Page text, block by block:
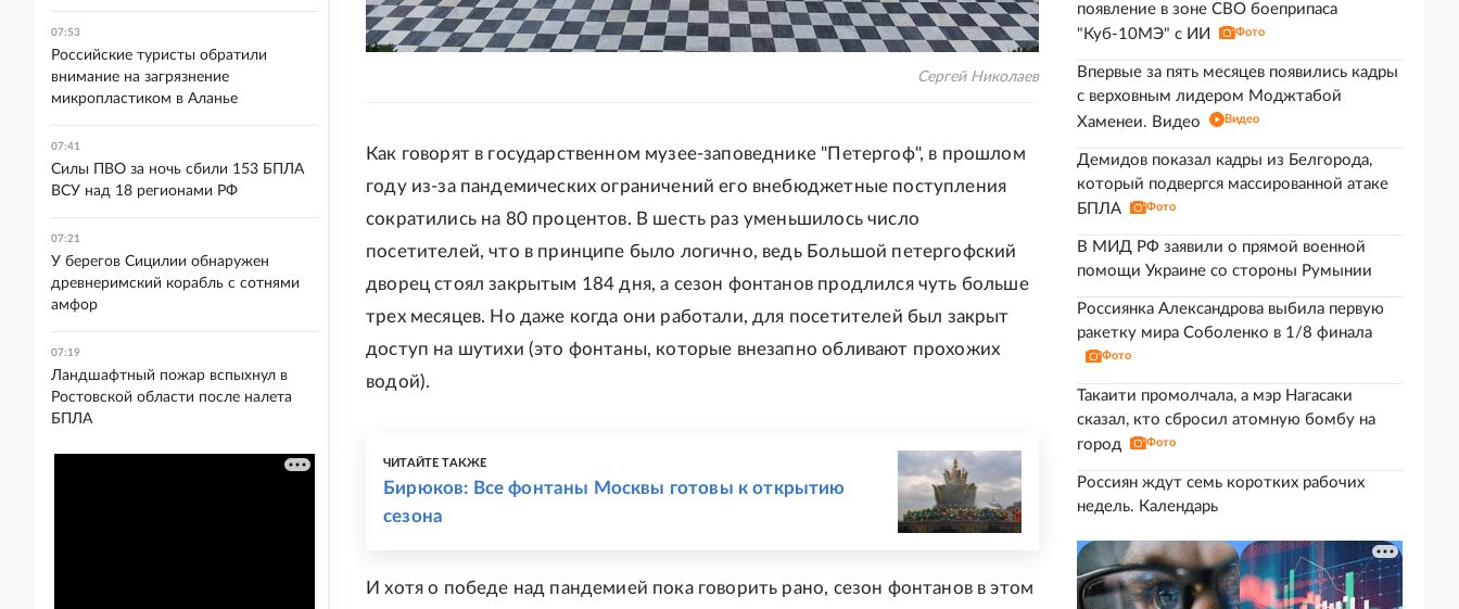
Сергей Николаев
Как говорят в государственном музее-заповеднике "Петергоф", в прошлом
году из-за пандемических ограничений его внебюджетные поступления
сократились на 80 процентов. В шесть раз уменьшилось число
посетителей, что в принципе было логично, ведь Большой петергофский
дворец стоял закрытым 184 дня, а сезон фонтанов продлился чуть больше
трех месяцев. Но даже когда они работали, для посетителей был закрыт
доступ на шутихи (это фонтаны, которые внезапно обливают прохожих
водой).
ЧИТАЙТЕ ТАКЖЕ
Бирюков: Все фонтаны Москвы готовы к открытию
сезона
И хотя о победе над пандемией пока говорить рано, сезон фонтанов в этом
появление в зоне СВО боеприпаса
"Куб-10МЭ" с ИИ
Фото
Впервые за пять месяцев появились кадры
с верховным лидером Моджтабой
Хаменеи. Видео
Видео
Демидов показал кадры из Белгорода,
который подвергся массированной атаке
БПЛА
Фото
В МИД РФ заявили о прямой военной
помощи Украине со стороны Румынии
Россиянка Александрова выбила первую
ракетку мира Соболенко в 1/8 финала
Фото
Такаити промолчала, а мэр Нагасаки
сказал, кто сбросил атомную бомбу на
город
Фото
Россиян ждут семь коротких рабочих
недель. Календарь
07:53
Российские туристы обратили
внимание на загрязнение
микропластиком в Аланье
07:41
Силы ПВО за ночь сбили 153 БПЛА
ВСУ над 18 регионами РФ
07:21
У берегов Сицилии обнаружен
древнеримский корабль с сотнями
амфор
07:19
Ландшафтный пожар вспыхнул в
Ростовской области после налета
БПЛА